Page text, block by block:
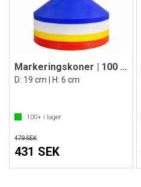
Markeringskoner | 100 st
D: 19 cm | H: 6 cm
100+ i lager
479 SEK
431 SEK